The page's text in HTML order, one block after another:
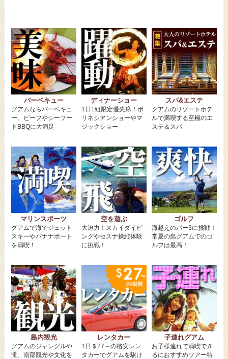
バーベキュー
グアムならバーベキュ
ー。ビーフやシーフー
ドBBQに大満足
ディナーショー
1日1組限定優先席！ポ
リネシアンショーやマ
ジックショー
スパ&エステ
グアムのリゾートホテ
ルで満喫する至極のエ
ステ＆スパ
マリンスポーツ
グアムで海でジェット
スキーやバナナボート
を満喫！
空を遊ぶ
大迫力！スカイダイビ
ングやセスナ操縦体験
に挑戦！
ゴルフ
海越えのパー3に挑戦！
常夏の島グアムでのゴ
ルフは最高！
島内観光
グアムのジャングルや
滝、南部観光や文化を
レンタカー
1日＄27～の格安レン
タカーでグアムを駆け
子連れグアム
お子様連れで満喫でき
るにおすすめツアー特